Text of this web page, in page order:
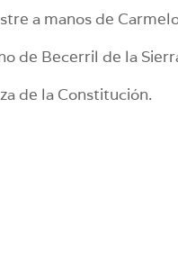
a manos de
de Becerril de la
de la Constitución.